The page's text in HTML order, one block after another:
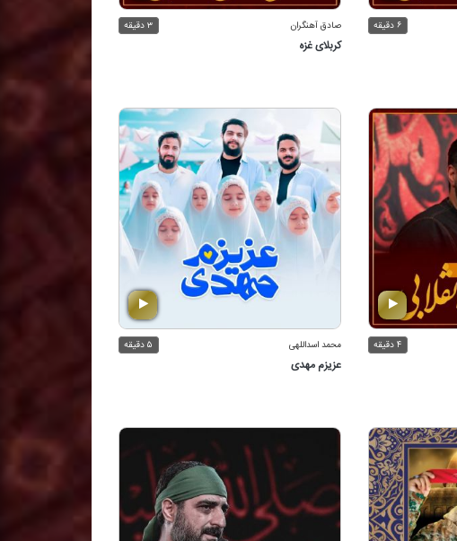
۶ دقیقه صادق آهنگران ۳ دقیقه
كربلای غزه
۴ دقیقه محمد اسداللهی ۵ دقیقه
عزیزم مهدی